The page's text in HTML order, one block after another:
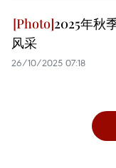
2025年秋
风采
26/10/2025 07:18